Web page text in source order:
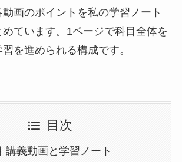
画のポイントを私の学習ノート
めています。1ページで科目全体を
を進められる構成です。
目次
講義動画と学習ノート